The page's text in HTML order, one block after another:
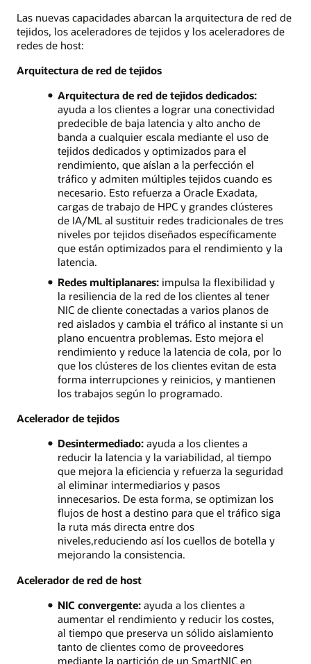
Las nuevas capacidades abarcan la arquitectura de red de
tejidos, los aceleradores de tejidos y los aceleradores de
redes de host:
Arquitectura de red de tejidos
Arquitectura de red de tejidos dedicados:
ayuda a los clientes a lograr una conectividad
predecible de baja latencia y alto ancho de
banda a cualquier escala mediante el uso de
tejidos dedicados y optimizados para el
rendimiento, que aíslan a la perfección el
tráfico y admiten múltiples tejidos cuando es
necesario. Esto refuerza a Oracle Exadata,
cargas de trabajo de HPC y grandes clústeres
de IA/ML al sustituir redes tradicionales de tres
niveles por tejidos diseñados específicamente
que están optimizados para el rendimiento y la
latencia.
Redes multiplanares:impulsa la flexibilidad y
la resiliencia de la red de los clientes al tener
NIC de cliente conectadas a varios planos de
red aislados y cambia el tráfico al instante si un
plano encuentra problemas. Esto mejora el
rendimiento y reduce la latencia de cola, por lo
que los clústeres de los clientes evitan de esta
forma interrupciones y reinicios, y mantienen
los trabajos según lo programado.
Acelerador de tejidos
Desintermediado:ayuda a los clientes a
reducir la latencia y la variabilidad, al tiempo
que mejora la eficiencia y refuerza la seguridad
al eliminar intermediarios y pasos
innecesarios. De esta forma, se optimizan los
flujos de host a destino para que el tráfico siga
la ruta más directa entre dos
niveles,reduciendo así los cuellos de botella y
mejorando la consistencia.
Acelerador de red de host
NIC convergente:ayuda a los clientes a
aumentar el rendimiento y reducir los costes,
al tiempo que preserva un sólido aislamiento
tanto de clientes como de proveedores
mediante la partición de un SmartNIC en